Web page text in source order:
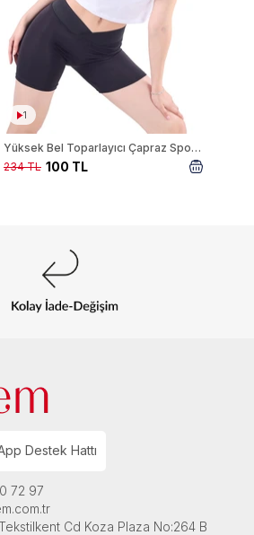
1
Yüksek Bel Toparlayıcı Çapraz Spor Şort Tayt 9037M Siyah
100 TL
234 TL
Destek Hattı
72 97
Cd Koza Plaza No:264 B